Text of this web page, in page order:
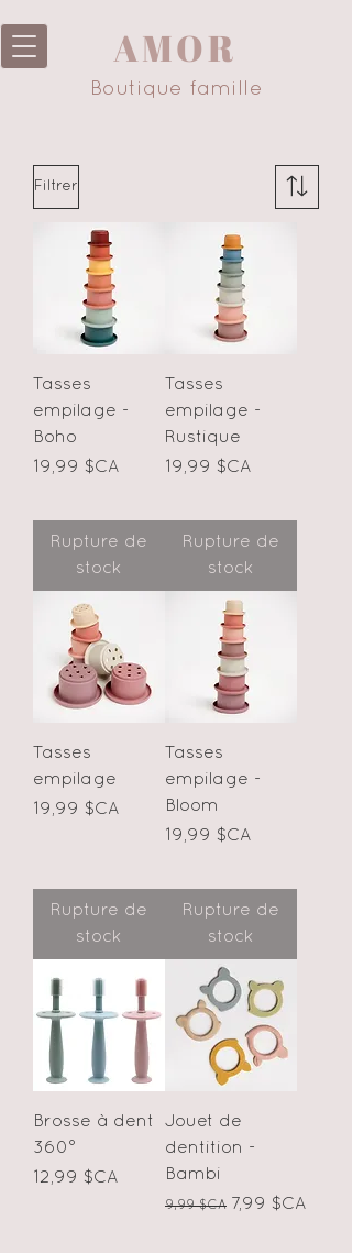
AMOR
Boutique famille
Filtrer
Tasses
empilage -
Boho
Prix
19,99 $CA
Rupture de
stock
Tasses
empilage -
Rustique
Prix
19,99 $CA
Rupture de
stock
Tasses
empilage
Prix
19,99 $CA
Rupture de
stock
Tasses
empilage -
Bloom
Prix
19,99 $CA
Rupture de
stock
Brosse à dent
360°
Prix
12,99 $CA
Jouet de
dentition -
Bambi
Prix original
9,99 $CA Prix
7,99 $CA